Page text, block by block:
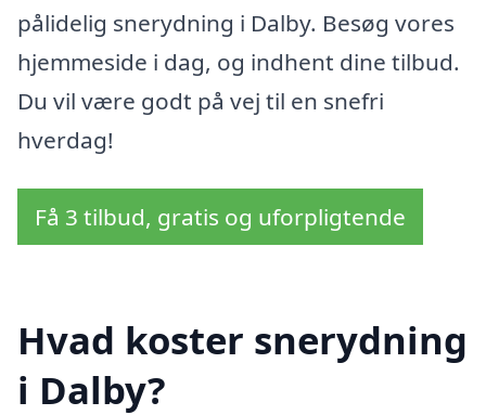
pålidelig snerydning i Dalby. Besøg vores
hjemmeside i dag, og indhent dine tilbud.
Du vil være godt på vej til en snefri
hverdag!
Få 3 tilbud, gratis og uforpligtende
Hvad koster snerydning
i Dalby?